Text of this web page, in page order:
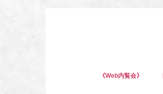
《Web内覧会》